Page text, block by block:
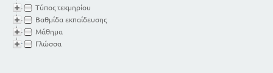
Τύπος τεκμηρίου
Βαθμίδα εκπαίδευσης
Μάθημα
Γλώσσα